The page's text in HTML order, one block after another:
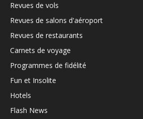
Revues de vols
Revues de salons d'aéroport
Revues de restaurants
Carnets de voyage
Programmes de fidélité
Fun et Insolite
Hotels
Flash News